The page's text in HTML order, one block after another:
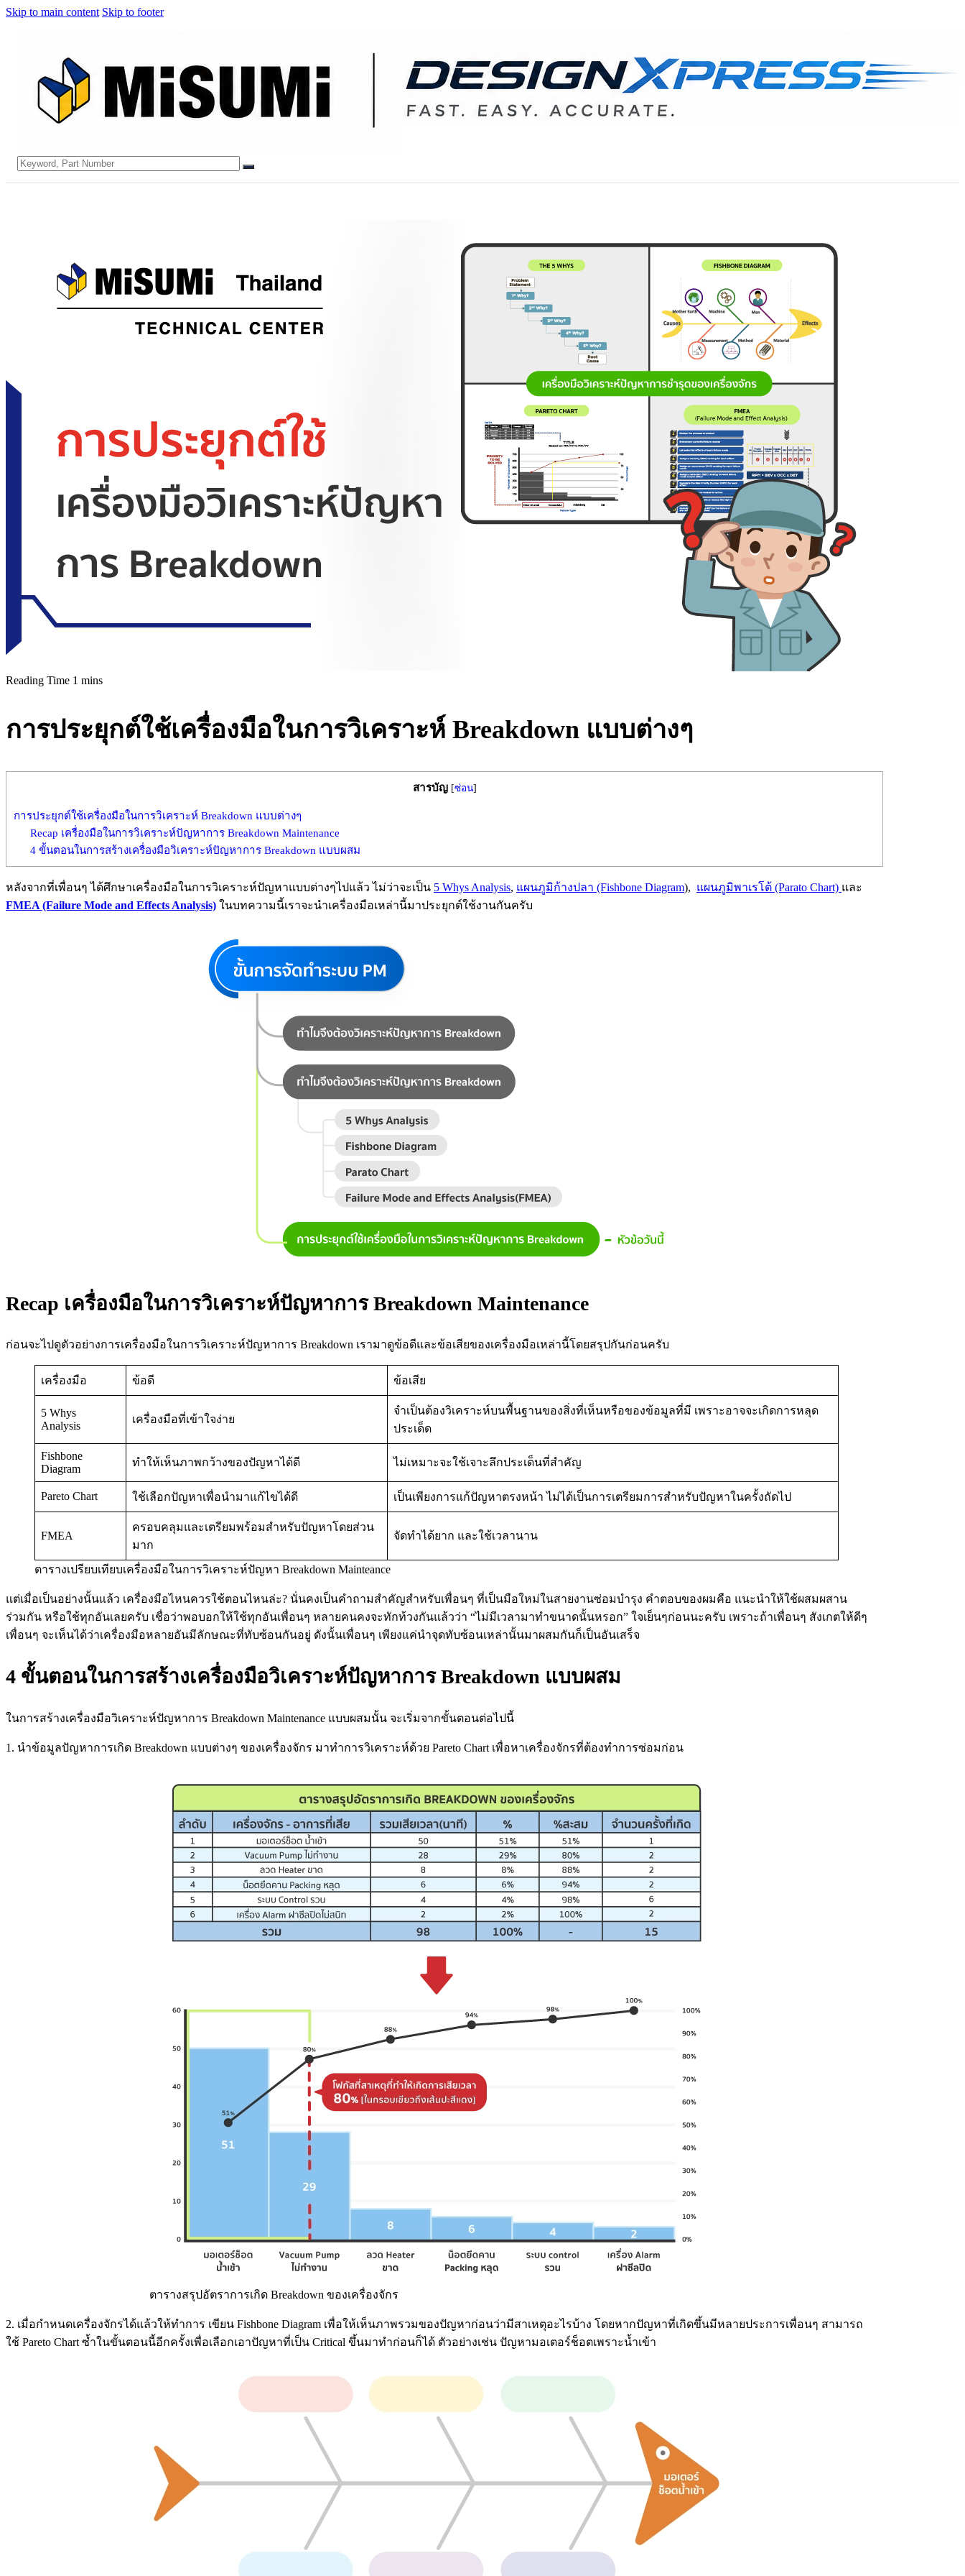
Skip to main content Skip to footer
Search
การประยุกต์ใช้เครื่องมือในการวิเคราะห์ Breakdown แบบต่างๆ
สารบัญ [ซ่อน]
การประยุกต์ใช้เครื่องมือในการวิเคราะห์ Breakdown แบบต่างๆ
Recap เครื่องมือในการวิเคราะห์ปัญหาการ Breakdown Maintenance
4 ขั้นตอนในการสร้างเครื่องมือวิเคราะห์ปัญหาการ Breakdown แบบผสม
หลังจากที่เพื่อนๆ ได้ศึกษาเครื่องมือในการวิเคราะห์ปัญหาแบบต่างๆไปแล้ว ไม่ว่าจะเป็น 5 Whys Analysis, แผนภูมิก้างปลา (Fishbone Diagram), แผนภูมิพาเรโต้ (Parato Chart) และ
FMEA (Failure Mode and Effects Analysis) ในบทความนี้เราจะนำเครื่องมือเหล่านี้มาประยุกต์ใช้งานกันครับ
Recap เครื่องมือในการวิเคราะห์ปัญหาการ Breakdown Maintenance
ก่อนจะไปดูตัวอย่างการเครื่องมือในการวิเคราะห์ปัญหาการ Breakdown เรามาดูข้อดีและข้อเสียของเครื่องมือเหล่านี้โดยสรุปกันก่อนครับ
เครื่องมือ ข้อดี ข้อเสีย
5 Whys
Analysis
เครื่องมือที่เข้าใจง่าย
จำเป็นต้องวิเคราะห์บนพื้นฐานของสิ่งที่เห็นหรือของข้อมูลที่มี เพราะอาจจะเกิดการหลุด
ประเด็ด
Fishbone
Diagram
ทำให้เห็นภาพกว้างของปัญหาได้ดี ไม่เหมาะจะใช้เจาะลึกประเด็นที่สำคัญ
Pareto Chart ใช้เลือกปัญหาเพื่อนำมาแก้ไขได้ดี เป็นเพียงการแก้ปัญหาตรงหน้า ไม่ได้เป็นการเตรียมการสำหรับปัญหาในครั้งถัดไป
FMEA
ครอบคลุมและเตรียมพร้อมสำหรับปัญหาโดยส่วน
มาก
จัดทำได้ยาก และใช้เวลานาน
ตารางเปรียบเทียบเครื่องมือในการวิเคราะห์ปัญหา Breakdown Mainteance
แต่เมื่อเป็นอย่างนั้นแล้ว เครื่องมือไหนควรใช้ตอนไหนล่ะ? นั่นคงเป็นคำถามสำคัญสำหรับเพื่อนๆ ที่เป็นมือใหม่ในสายงานซ่อมบำรุง คำตอบของผมคือ แนะนำให้ใช้ผสมผสาน
ร่วมกัน หรือใช้ทุกอันเลยครับ เชื่อว่าพอบอกให้ใช้ทุกอันเพื่อนๆ หลายคนคงจะทักท้วงกันแล้วว่า “ไม่มีเวลามาทำขนาดนั้นหรอก” ใจเย็นๆก่อนนะครับ เพราะถ้าเพื่อนๆ สังเกตให้ดีๆ
เพื่อนๆ จะเห็นได้ว่าเครื่องมือหลายอันมีลักษณะที่ทับซ้อนกันอยู่ ดังนั้นเพื่อนๆ เพียงแค่นำจุดทับซ้อนเหล่านั้นมาผสมกันก็เป็นอันเสร็จ
4 ขั้นตอนในการสร้างเครื่องมือวิเคราะห์ปัญหาการ Breakdown แบบผสม
ในการสร้างเครื่องมือวิเคราะห์ปัญหาการ Breakdown Maintenance แบบผสมนั้น จะเริ่มจากขั้นตอนต่อไปนี้
1. นำข้อมูลปัญหาการเกิด Breakdown แบบต่างๆ ของเครื่องจักร มาทำการวิเคราะห์ด้วย Pareto Chart เพื่อหาเครื่องจักรที่ต้องทำการซ่อมก่อน
ตารางสรุปอัตราการเกิด Breakdown ของเครื่องจักร
2. เมื่อกำหนดเครื่องจักรได้แล้วให้ทำการ เขียน Fishbone Diagram เพื่อให้เห็นภาพรวมของปัญหาก่อนว่ามีสาเหตุอะไรบ้าง โดยหากปัญหาที่เกิดขึ้นมีหลายประการเพื่อนๆ สามารถ
ใช้ Pareto Chart ซ้ำในขั้นตอนนี้อีกครั้งเพื่อเลือกเอาปัญหาที่เป็น Critical ขึ้นมาทำก่อนก็ได้ ตัวอย่างเช่น ปัญหามอเตอร์ช็อตเพราะน้ำเข้า